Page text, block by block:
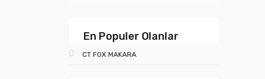
En Populer Olanlar
CT FOX MAKARA